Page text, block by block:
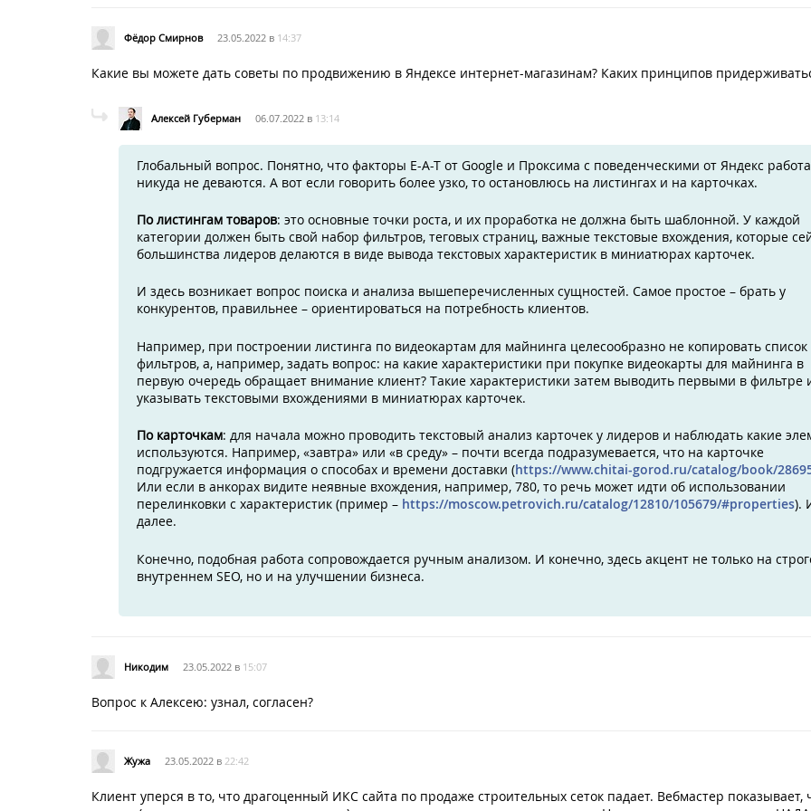
Фёдор Смирнов 23.05.2022 в 14:37
Какие вы можете дать советы по продвижению в Яндексе интернет-магазинам? Каких принципов
Алексей Губерман 06.07.2022 в 13:14
Глобальный вопрос. Понятно, что факторы E-A-T от Google и Проксима с поведенческими от Яндекс
никуда не деваются. А вот если говорить более узко, то остановлюсь на листингах и на карточках.
По листингам товаров: это основные точки роста, и их проработка не должна быть шаблонной. У каждой
категории должен быть свой набор фильтров, теговых страниц, важные текстовые вхождения, которые
большинства лидеров делаются в виде вывода текстовых характеристик в миниатюрах карточек.
И здесь возникает вопрос поиска и анализа вышеперечисленных сущностей. Самое простое – брать у
конкурентов, правильнее – ориентироваться на потребность клиентов.
Например, при построении листинга по видеокартам для майнинга целесообразно не копировать список
фильтров, а, например, задать вопрос: на какие характеристики при покупке видеокарты для майнинга в
первую очередь обращает внимание клиент? Такие характеристики затем выводить первыми в фильтре
указывать текстовыми вхождениями в миниатюрах карточек.
По карточкам: для начала можно проводить текстовый анализ карточек у лидеров и наблюдать какие
используются. Например, «завтра» или «в среду» – почти всегда подразумевается, что на карточке
подгружается информация о способах и времени доставки (https://www.chitai-gorod.ru/catalog/book/
Или если в анкорах видите неявные вхождения, например, 780, то речь может идти об использовании
перелинковки с характеристик (пример – https://moscow.petrovich.ru/catalog/12810/105679/#properties).
далее.
Конечно, подобная работа сопровождается ручным анализом. И конечно, здесь акцент не только на
внутреннем SEO, но и на улучшении бизнеса.
Никодим 23.05.2022 в 15:07
Вопрос к Алексею: узнал, согласен?
Жужа 23.05.2022 в 22:42
Клиент уперся в то, что драгоценный ИКС сайта по продаже строительных сеток падает. Вебмастер показывает,